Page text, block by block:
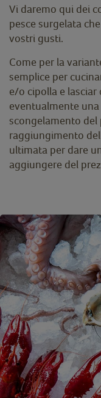
Vi daremo qui dei
pesce surgelata
vostri gusti.
Come per la
semplice per
e/o cipolla e lasciar
eventualmente
scongelamento
raggiungimento
ultimata per dare
aggiungere del